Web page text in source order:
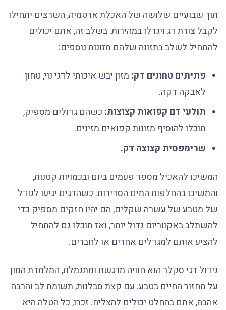
תוך שבועיים שלושה של האכלת ארטמיה, השרצים יתחילו
לקבל צורת דג ויגדלו במהירות. בשלב זה, אתם יכולים
להתחיל לשלב בתזונה שלהם מזונות נוספים:
פתיתים טחונים דק:מזון יבש איכותי לדגי נוי, טחון
לאבקה דקה.
תולעי דם קפואות קצוצות:כשהם גדולים מספיק,
תוכלו להוסיף מזונות קפואים מזינים.
שרימפסית קצוצה דק.
המשיכו להאכיל מספר פעמים ביום ובכמויות קטנות,
והמשיכו בהחלפות המים הסדירות. כשהדגים יגיעו לגודל
של מטבע של עשרה שקלים, הם יהיו חזקים מספיק כדי
להשתלב באקווריום גדול יותר, ואז תוכלו גם להתחיל
להציע אותם למגדלים אחרים או לחברים.
גידול דגי סקלר הוא חוויה מרגשת ומתגמלת, המלמדת המון
על מחזור החיים בטבע. עם קצת סבלנות, תשומת לב והרבה
אהבה, אתם בהחלט יכולים להצליח. זכרו, כל הטלה היא